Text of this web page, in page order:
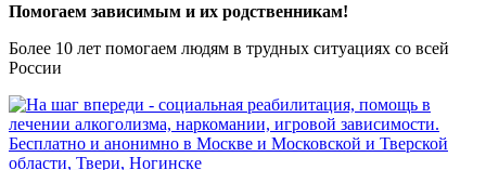
Помогаем зависимым и их родственникам!
Более 10 лет помогаем людям в трудных ситуациях со всей
России